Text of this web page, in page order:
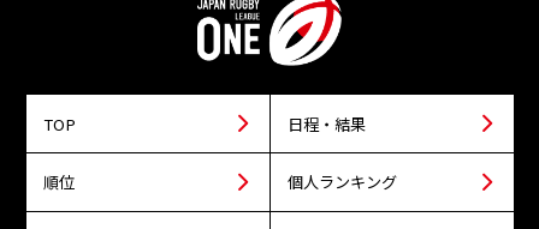
TOP 日程・結果
順位 個人ランキング